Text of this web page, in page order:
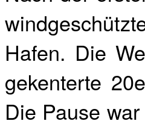
Hafen. Die
gekenterte
Die Pause